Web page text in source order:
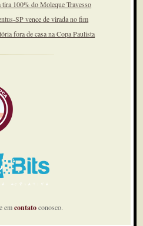
100% do Moleque Travesso
SP vence de virada no fim
fora de casa na Copa Paulista
emcontatoconosco.